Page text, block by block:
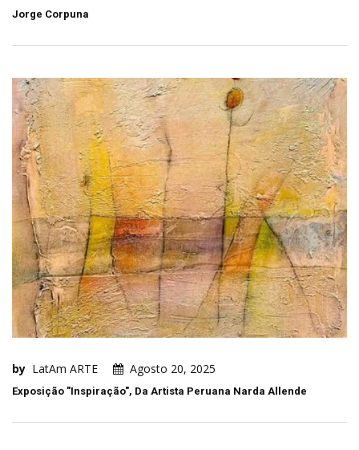
Jorge Corpuna
by LatAm ARTE Agosto 20, 2025
Exposição "Inspiração", Da Artista Peruana Narda Allende